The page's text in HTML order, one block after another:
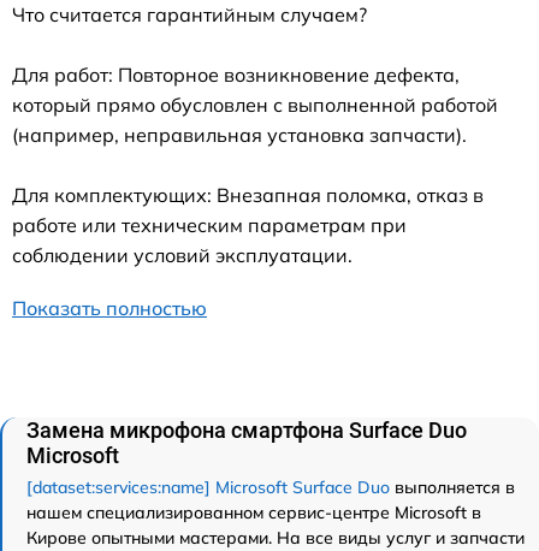
Что считается гарантийным случаем?
Для работ: Повторное возникновение дефекта,
который прямо обусловлен с выполненной работой
(например, неправильная установка запчасти).
Для комплектующих: Внезапная поломка, отказ в
работе или техническим параметрам при
соблюдении условий эксплуатации.
Показать полностью
Замена микрофона смартфона Surface Duo
Microsoft
[dataset:services:name] Microsoft Surface Duo выполняется в
нашем специализированном сервис-центре Microsoft в
Кирове опытными мастерами. На все виды услуг и запчасти